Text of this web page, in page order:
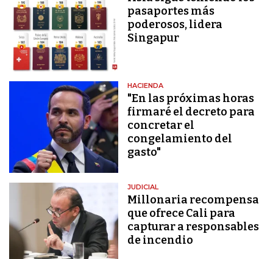
pasaportes más
poderosos, lidera
Singapur
HACIENDA
"En las próximas horas
firmaré el decreto para
concretar el
congelamiento del
gasto"
JUDICIAL
Millonaria recompensa
que ofrece Cali para
capturar a responsables
de incendio